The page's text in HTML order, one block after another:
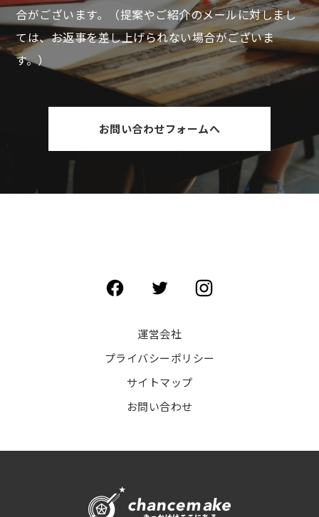
合がございます。
（提案やご紹介のメールに対しまし
ては、お返事を差し上げられない場合がございま
す。）
お問い合わせフォームへ
運営会社
プライバシーポリシー
サイトマップ
お問い合わせ